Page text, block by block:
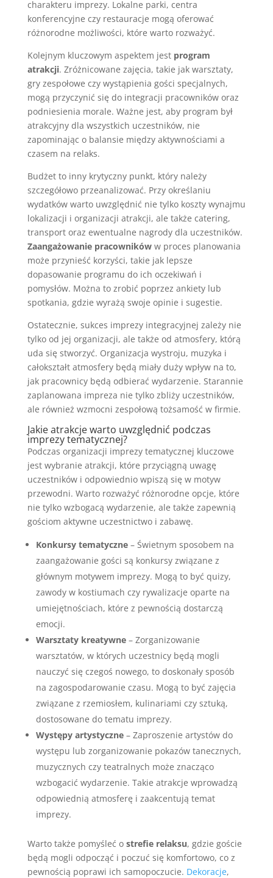
charakteru imprezy. Lokalne parki, centra
konferencyjne czy restauracje mogą oferować
różnorodne możliwości, które warto rozważyć.
Kolejnym kluczowym aspektem jest program
atrakcji. Zróżnicowane zajęcia, takie jak warsztaty,
gry zespołowe czy wystąpienia gości specjalnych,
mogą przyczynić się do integracji pracowników oraz
podniesienia morale. Ważne jest, aby program był
atrakcyjny dla wszystkich uczestników, nie
zapominając o balansie między aktywnościami a
czasem na relaks.
Budżet to inny krytyczny punkt, który należy
szczegółowo przeanalizować. Przy określaniu
wydatków warto uwzględnić nie tylko koszty wynajmu
lokalizacji i organizacji atrakcji, ale także catering,
transport oraz ewentualne nagrody dla uczestników.
Zaangażowanie pracownikóww proces planowania
może przynieść korzyści, takie jak lepsze
dopasowanie programu do ich oczekiwań i
pomysłów. Można to zrobić poprzez ankiety lub
spotkania, gdzie wyrażą swoje opinie i sugestie.
Ostatecznie, sukces imprezy integracyjnej zależy nie
tylko od jej organizacji, ale także od atmosfery, którą
uda się stworzyć. Organizacja wystroju, muzyka i
całokształt atmosfery będą miały duży wpływ na to,
jak pracownicy będą odbierać wydarzenie. Starannie
zaplanowana impreza nie tylko zbliży uczestników,
ale również wzmocni zespołową tożsamość w firmie.
Jakie atrakcje warto uwzględnić podczas
imprezy tematycznej?
Podczas organizacji imprezy tematycznej kluczowe
jest wybranie atrakcji, które przyciągną uwagę
uczestników i odpowiednio wpiszą się w motyw
przewodni. Warto rozważyć różnorodne opcje, które
nie tylko wzbogacą wydarzenie, ale także zapewnią
gościom aktywne uczestnictwo i zabawę.
Konkursy tematyczne– Świetnym sposobem na
zaangażowanie gości są konkursy związane z
głównym motywem imprezy. Mogą to być quizy,
zawody w kostiumach czy rywalizacje oparte na
umiejętnościach, które z pewnością dostarczą
emocji.
Warsztaty kreatywne– Zorganizowanie
warsztatów, w których uczestnicy będą mogli
nauczyć się czegoś nowego, to doskonały sposób
na zagospodarowanie czasu. Mogą to być zajęcia
związane z rzemiosłem, kulinariami czy sztuką,
dostosowane do tematu imprezy.
Występy artystyczne– Zaproszenie artystów do
występu lub zorganizowanie pokazów tanecznych,
muzycznych czy teatralnych może znacząco
wzbogacić wydarzenie. Takie atrakcje wprowadzą
odpowiednią atmosferę i zaakcentują temat
imprezy.
Warto także pomyśleć o strefie relaksu, gdzie goście
będą mogli odpocząć i poczuć się komfortowo, co z
pewnością poprawi ich samopoczucie. Dekoracje,